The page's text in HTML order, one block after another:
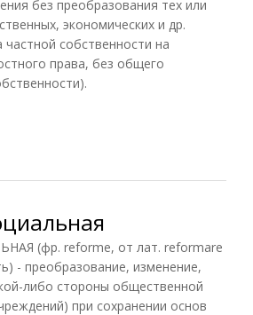
без преобразования тех или
экономических и др.
собственности на
права, без общего
(фр. reforme, от лат. reformare
- преобразование, изменение,
либо стороны общественной
при сохранении основ